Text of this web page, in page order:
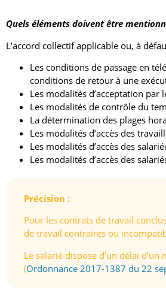
Quels éléments doivent être
L’accord collectif applicable ou, à
Les conditions de passage en
conditions de retour à une
Les modalités d’acceptation
Les modalités de contrôle du
La détermination des plages
Les modalités d’accès des
Les modalités d’accès des
Les modalités d’accès des
Précision :
Pour les contrats de travail
de travail contraires ou
Le salarié dispose d’un délai
(Ordonnance 2017-1387 du 22